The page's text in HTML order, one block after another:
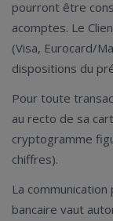
pourront être
acomptes. Le
(Visa, Eurocard/
dispositions du
Pour toute
au recto de sa
cryptogramme
chiffres).
La
bancaire vaut